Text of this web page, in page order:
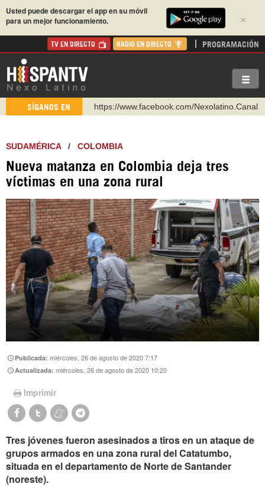
×
Usted puede descargar el app en su móvil
para un mejor funcionamiento.
TV EN DIRECTO RADIO EN DIRECTO PROGRAMACIÓN
SÍGANOS EN
https://www.facebook.com/Nexolatino.Canal
https://t.me/hispantvcanal
https://urmedium.com/c/hispantv
Instagram como: hispan_tv
SUDAMÉRICA/ COLOMBIA
Nueva matanza en Colombia deja tres
víctimas en una zona rural
Publicada:miércoles, 26 de agosto de 2020 7:17
Actualizada:miércoles, 26 de agosto de 2020 10:20
Imprimir
Tres jóvenes fueron asesinados a tiros en un ataque de
grupos armados en una zona rural del Catatumbo,
situada en el departamento de Norte de Santander
(noreste).